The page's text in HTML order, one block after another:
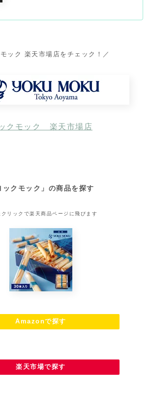
ック 楽天市場店をチェック！／
クモック 楽天市場店
ックモック」の商品を探す
リックで楽天商品ページに飛びます
Amazonで探す
楽天市場で探す